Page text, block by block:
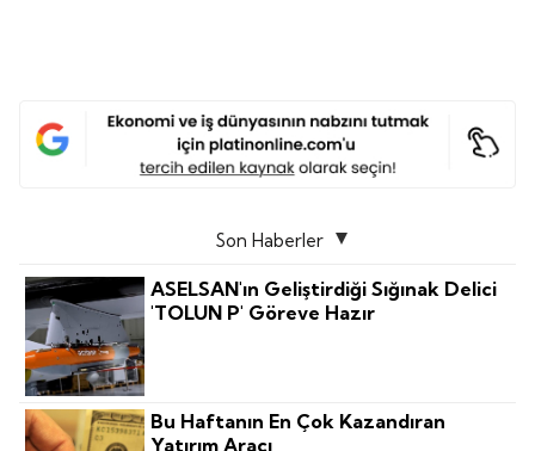
Son Haberler
ASELSAN'ın Geliştirdiği Sığınak Delici
'TOLUN P' Göreve Hazır
Bu Haftanın En Çok Kazandıran
Yatırım Aracı